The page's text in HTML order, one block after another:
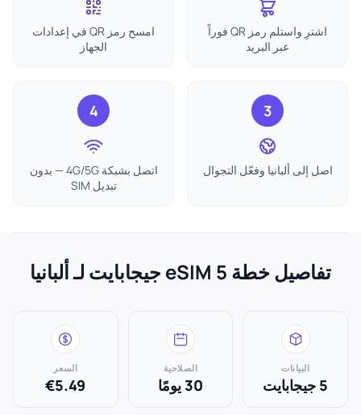
اشترِ واستلم رمز QR فوراً
عبر البريد
امسح رمز QR في إعدادات
الجهاز
3
اصل إلى ألبانيا وفعّل التجوال
4
اتصل بشبكة 4G/5G — بدون
تبديل SIM
تفاصيل خطة eSIM 5 جيجابايت لـ ألبانيا
البيانات
5 جيجابايت
الصلاحية
30 يومًا
السعر
€5.49